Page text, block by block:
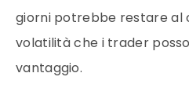
giorni potrebbe restare al
volatilità che i trader
vantaggio.